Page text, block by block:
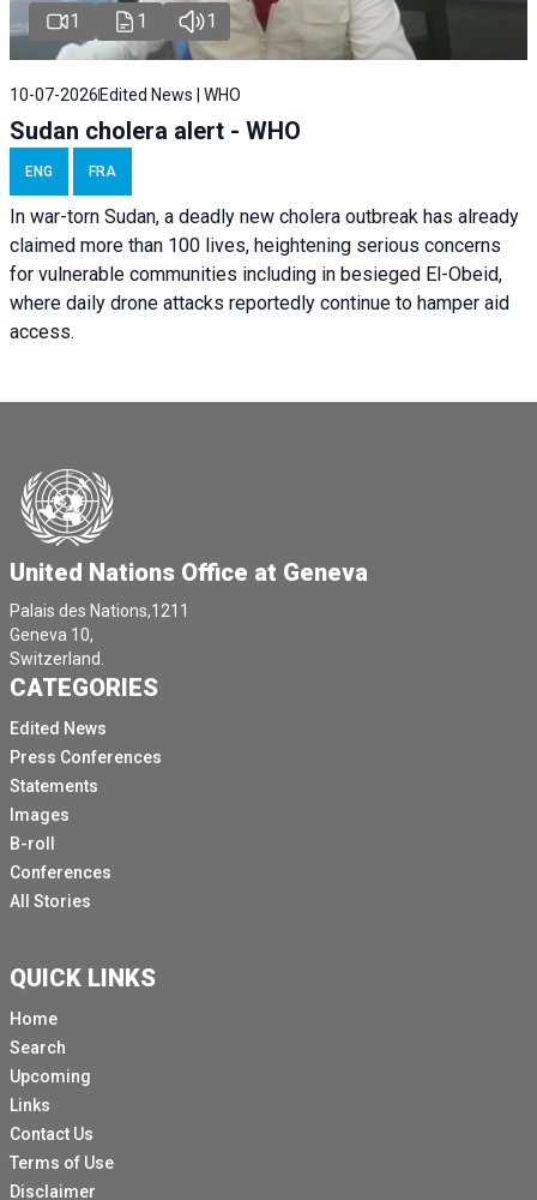
1 1 1
10-07-2026 Edited News | WHO
Sudan cholera alert - WHO
ENG FRA
In war-torn Sudan, a deadly new cholera outbreak has already
claimed more than 100 lives, heightening serious concerns
for vulnerable communities including in besieged El-Obeid,
where daily drone attacks reportedly continue to hamper aid
access.
United Nations Office at Geneva
Palais des Nations,1211
Geneva 10,
Switzerland.
CATEGORIES
Edited News
Press Conferences
Statements
Images
B-roll
Conferences
All Stories
QUICK LINKS
Home
Search
Upcoming
Links
Contact Us
Terms of Use
Disclaimer